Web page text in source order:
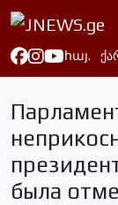
հայ.
была